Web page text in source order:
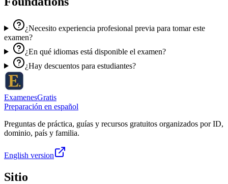
¿Necesito experiencia profesional previa para tomar este
examen?
¿En qué idiomas está disponible el examen?
¿Hay descuentos para estudiantes?
ExamenesGratis
Preparación en español
Preguntas de práctica, guías y recursos gratuitos organizados por ID,
dominio, país y familia.
English version
Sitio